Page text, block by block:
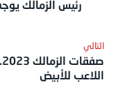
رئيس الزمالك
اللاعب للأبيض